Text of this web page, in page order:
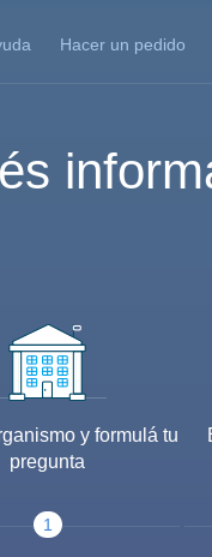
Hacer un pedido
y formulá tu
pregunta
1